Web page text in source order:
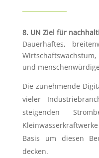
8. UN Ziel für
Dauerhaftes,
und
Die zunehmende
vieler
steigenden
Basis um diesen
decken.